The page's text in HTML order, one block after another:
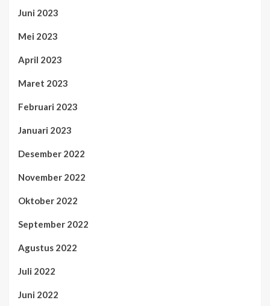
Juni 2023
Mei 2023
April 2023
Maret 2023
Februari 2023
Januari 2023
Desember 2022
November 2022
Oktober 2022
September 2022
Agustus 2022
Juli 2022
Juni 2022